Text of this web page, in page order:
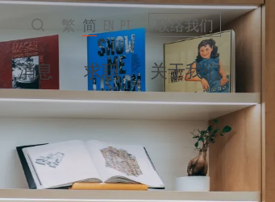
消息 求职 关于我们
繁 简 PT 联络我们